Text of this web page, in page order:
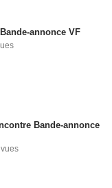
annonce VF
Bande-annonce